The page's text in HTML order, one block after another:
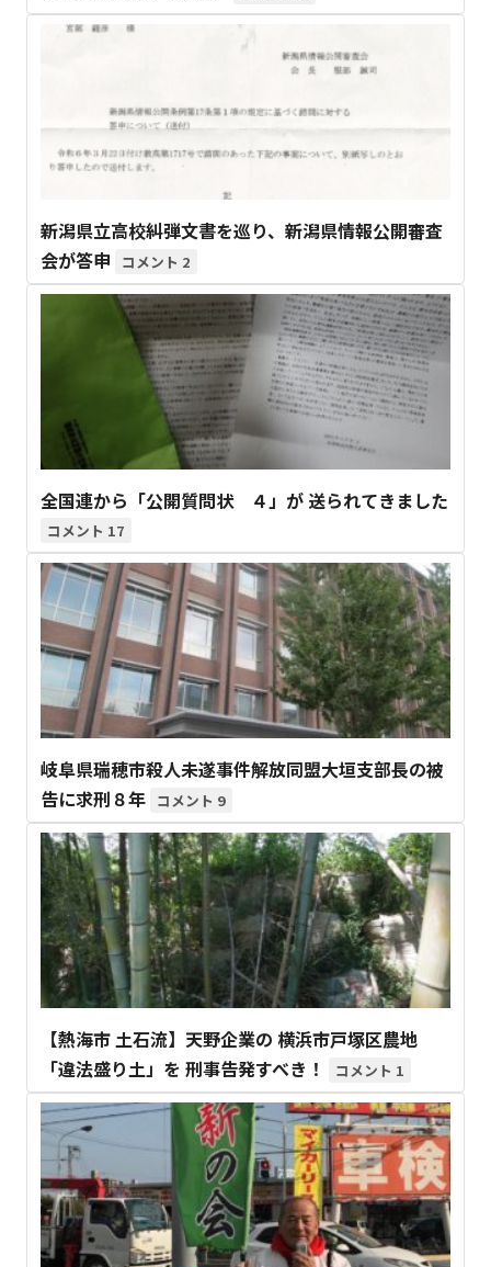
新潟県立高校糾弾文書を巡り、新潟県情報公開審査
会が答申
2
全国連から「公開質問状 ４」が 送られてきました
17
岐阜県瑞穂市殺人未遂事件解放同盟大垣支部長の被
告に求刑８年
9
【熱海市 土石流】天野企業の 横浜市戸塚区農地
「違法盛り土」を 刑事告発すべき！
1